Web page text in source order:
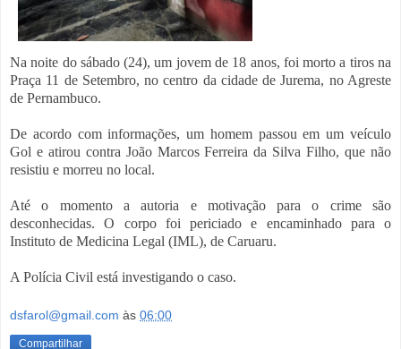
Na noite do sábado (24),um jovem de 18 anos, foi morto a tiros na
Praça 11 de Setembro, no centro da cidade de Jurema, no Agreste
de Pernambuco.
De acordo com informações, um homem passou em um veículo
Gol e atirou contra João Marcos Ferreira da Silva Filho, que não
resistiu e morreu no local.
Até o momento a autoria e motivação para o crime são
desconhecidas. O corpo foi periciado e encaminhado para o
Instituto de Medicina Legal (IML), de Caruaru.
A Polícia Civil está investigando o caso.
dsfarol@gmail.com às 06:00
Compartilhar